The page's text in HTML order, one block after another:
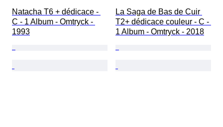
Natacha T6 + dédicace -
C - 1 Album - Omtryck -
1993
La Saga de Bas de Cuir
T2+ dédicace couleur - C -
1 Album - Omtryck - 2018